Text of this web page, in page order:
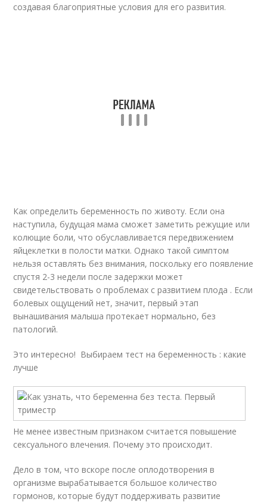
создавая благоприятные условия для его развития.
Как определить беременность по животу. Если она
наступила, будущая мама сможет заметить режущие или
колющие боли, что обуславливается передвижением
яйцеклетки в полости матки. Однако такой симптом
нельзя оставлять без внимания, поскольку его появление
спустя 2-3 недели после задержки может
свидетельствовать о проблемах с развитием плода . Если
болевых ощущений нет, значит, первый этап
вынашивания малыша протекает нормально, без
патологий.
Это интересно! Выбираем тест на беременность : какие
лучше
Не менее известным признаком считается повышение
сексуального влечения. Почему это происходит.
Дело в том, что вскоре после оплодотворения в
организме вырабатывается большое количество
гормонов, которые будут поддерживать развитие